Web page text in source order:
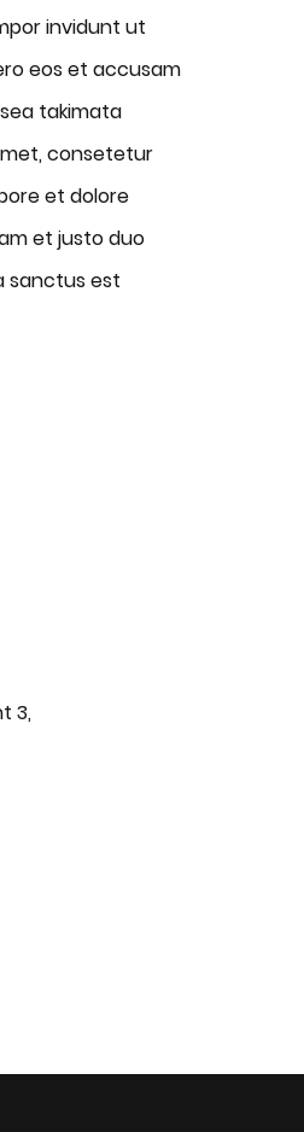
invidunt ut
eos et accusam
takimata
consetetur
et dolore
et justo duo
sanctus est
3,